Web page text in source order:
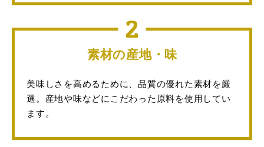
2
素材の産地・味
美味しさを高めるために、品質の優れた素材を厳
選。産地や味などにこだわった原料を使用してい
ます。